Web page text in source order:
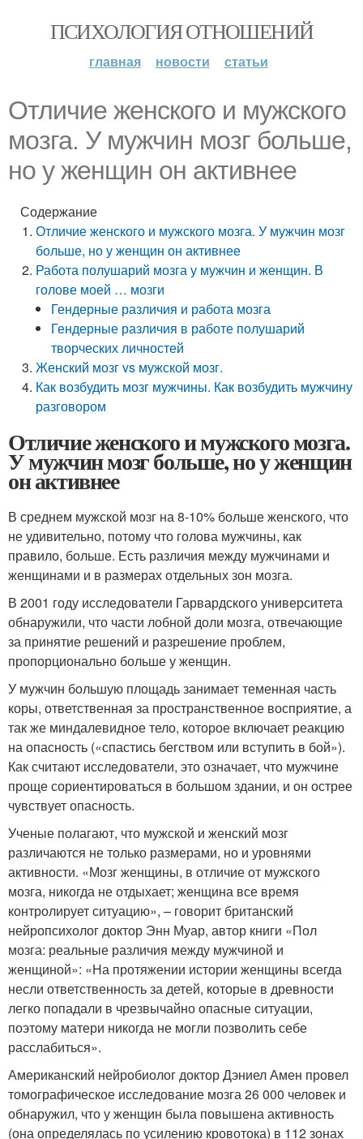
ПСИХОЛОГИЯ ОТНОШЕНИЙ
главная новости статьи
Отличие женского и мужского
мозга. У мужчин мозг больше,
но у женщин он активнее
Содержание
Отличие женского и мужского мозга. У мужчин мозг
больше, но у женщин он активнее
Работа полушарий мозга у мужчин и женщин. В
голове моей … мозги
Гендерные различия и работа мозга
Гендерные различия в работе полушарий
творческих личностей
Женский мозг vs мужской мозг.
Как возбудить мозг мужчины. Как возбудить мужчину
разговором
Отличие женского и мужского мозга.
У мужчин мозг больше, но у женщин
он активнее
В среднем мужской мозг на 8-10% больше женского, что
не удивительно, потому что голова мужчины, как
правило, больше. Есть различия между мужчинами и
женщинами и в размерах отдельных зон мозга.
В 2001 году исследователи Гарвардского университета
обнаружили, что части лобной доли мозга, отвечающие
за принятие решений и разрешение проблем,
пропорционально больше у женщин.
У мужчин большую площадь занимает теменная часть
коры, ответственная за пространственное восприятие, а
так же миндалевидное тело, которое включает реакцию
на опасность («спастись бегством или вступить в бой»).
Как считают исследователи, это означает, что мужчине
проще сориентироваться в большом здании, и он острее
чувствует опасность.
Ученые полагают, что мужской и женский мозг
различаются не только размерами, но и уровнями
активности. «Мозг женщины, в отличие от мужского
мозга, никогда не отдыхает; женщина все время
контролирует ситуацию», – говорит британский
нейропсихолог доктор Энн Муар, автор книги «Пол
мозга: реальные различия между мужчиной и
женщиной»: «На протяжении истории женщины всегда
несли ответственность за детей, которые в древности
легко попадали в чрезвычайно опасные ситуации,
поэтому матери никогда не могли позволить себе
расслабиться».
Американский нейробиолог доктор Дэниел Амен провел
томографическое исследование мозга 26 000 человек и
обнаружил, что у женщин была повышена активность
(она определялась по усилению кровотока) в 112 зонах